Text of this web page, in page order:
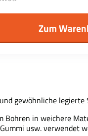
gewöhnliche legierte
Bohren in weichere
usw. verwendet